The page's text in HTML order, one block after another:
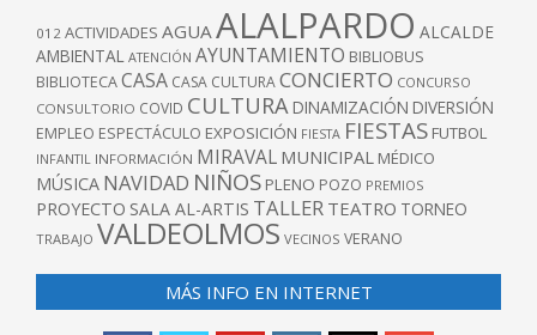
012 ACTIVIDADES AGUAALALPARDO ALCALDE
AMBIENTAL ATENCIÓN AYUNTAMIENTO BIBLIOBUS
BIBLIOTECACASA CASA CULTURACONCIERTO CONCURSO
CONSULTORIO COVID CULTURA DINAMIZACIÓN DIVERSIÓN
EMPLEO ESPECTÁCULO EXPOSICIÓN FIESTA FIESTAS FUTBOL
INFANTIL INFORMACIÓN MIRAVAL MUNICIPAL MÉDICO
MÚSICA NAVIDAD NIÑOS PLENO POZO PREMIOS
PROYECTO SALA AL-ARTIS TALLER TEATRO TORNEO
TRABAJO VALDEOLMOS VECINOS VERANO
MÁS INFO EN INTERNET